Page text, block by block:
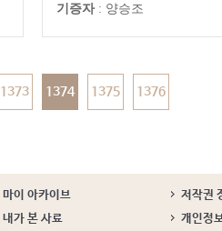
기증자 : 양승조
1373 1374 1375 1376
마이 아카이브
저작권
내가 본 사료 개인정